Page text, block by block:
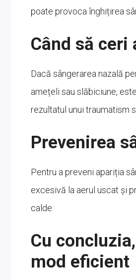
poate provoca înghițirea
Când să
Dacă sângerarea nazală
amețeli sau slăbiciune,
rezultatul unui traumatism
Prevenirea
Pentru a preveni apariția
excesivă la aerul uscat și
calde.
Cu
mod eficient